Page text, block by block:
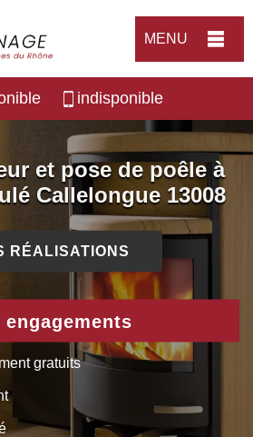
MENU
indisponible
et pose de poêle à
Callelongue 13008
RÉALISATIONS
engagements
gratuits